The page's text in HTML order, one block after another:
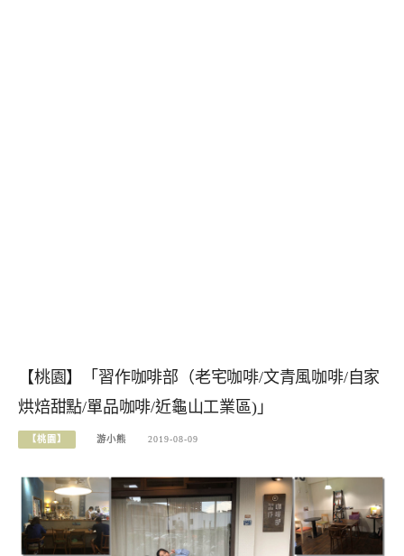
【桃園】「習作咖啡部（老宅咖啡/文青風咖啡/自家
烘焙甜點/單品咖啡/近龜山工業區)」
【桃園】 游小熊 2019-08-09